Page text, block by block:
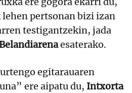
pertsonan bizi izan
testigantzekin, jada
esaterako.
egitarauaren
ere aipatu du, Intxorta